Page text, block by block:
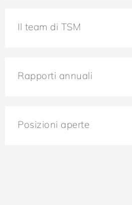
Il team di TSM
Rapporti annuali
Posizioni aperte